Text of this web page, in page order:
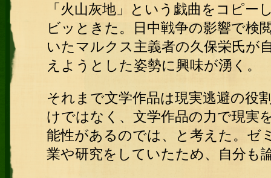
「火山灰地」という戯曲をコピ
ビッときた。日中戦争の影響で検
いたマルクス主義者の久保栄氏が
えようとした姿勢に興味が湧く。
それまで文学作品は現実逃避の役
けではなく、文学作品の力で現実
能性があるのでは、と考えた。ゼ
業や研究をしていたため、自分も